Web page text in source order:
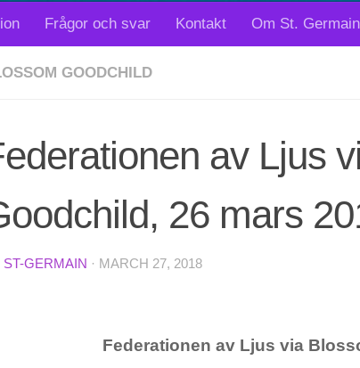
Frågor och svar Kontakt Om St. Germain
GOODCHILD
av Ljus
26 mars
ST-GERMAIN · MARCH 27, 2018
Federationen av Ljus via